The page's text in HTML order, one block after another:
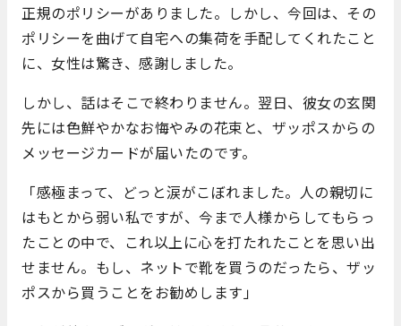
正規のポリシーがありました。しかし、今回は、その
ポリシーを曲げて自宅への集荷を手配してくれたこと
に、女性は驚き、感謝しました。
しかし、話はそこで終わりません。翌日、彼女の玄関
先には色鮮やかなお悔やみの花束と、ザッポスからの
メッセージカードが届いたのです。
「感極まって、どっと涙がこぼれました。人の親切に
はもとから弱い私ですが、今まで人様からしてもらっ
たことの中で、これ以上に心を打たれたことを思い出
せません。もし、ネットで靴を買うのだったら、ザッ
ポスから買うことをお勧めします」